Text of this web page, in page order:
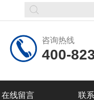
咨询热线
400-
在线留言 联